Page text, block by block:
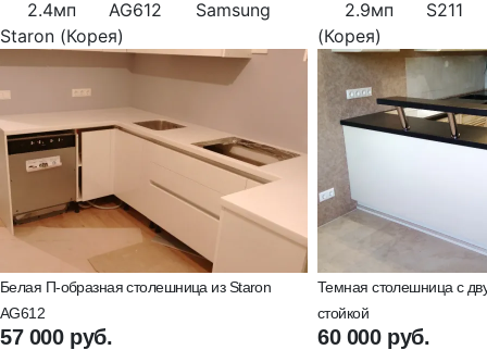
2.4мп AG612
Samsung
Staron (Корея)
Белая П-образная столешница из Staron
AG612
57 000 руб.
2.9мп
S211
(Корея)
Темная столешница с
стойкой
60 000 руб.